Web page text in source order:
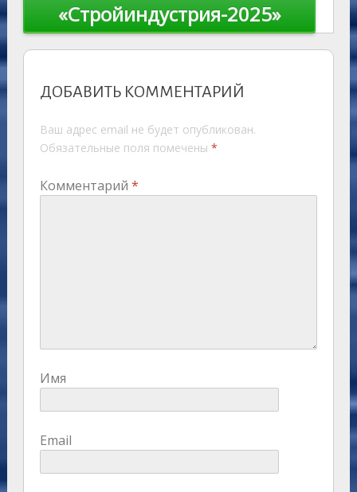
«Стройиндустрия-2025»
ДОБАВИТЬ КОММЕНТАРИЙ
Ваш адрес email не будет опубликован.
Обязательные поля помечены *
Комментарий *
Имя
Email